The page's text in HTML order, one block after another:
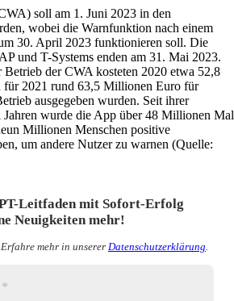
soll am 1. Juni 2023 in den
wobei die Warnfunktion nach einem
30. April 2023 funktionieren soll. Die
und T-Systems enden am 31. Mai 2023.
der CWA kosteten 2020 etwa 52,8
2021 rund 63,5 Millionen Euro für
ausgegeben wurden. Seit ihrer
wurde die App über 48 Millionen Mal
Millionen Menschen positive
um andere Nutzer zu warnen (Quelle:
Leitfaden mit Sofort-Erfolg
Neuigkeiten mehr!
mehr in unserer Datenschutzerklärung